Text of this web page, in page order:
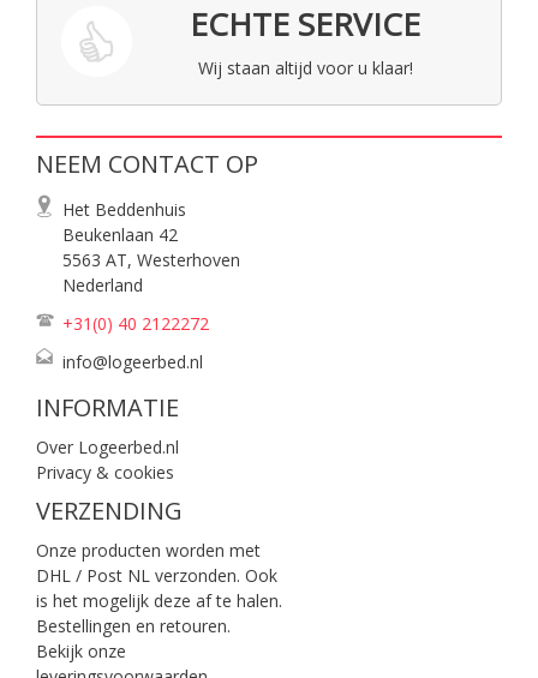
ECHTE SERVICE
Wij staan altijd voor u klaar!
NEEM CONTACT OP
Het Beddenhuis
Beukenlaan 42
5563 AT, Westerhoven
Nederland
+31(0) 40 2122272
info@logeerbed.nl
INFORMATIE
Over Logeerbed.nl
Privacy & cookies
VERZENDING
Onze producten worden met
DHL / Post NL verzonden. Ook
is het mogelijk deze af te halen.
Bestellingen en retouren.
Bekijk onze